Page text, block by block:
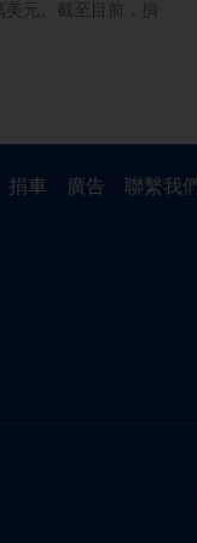
元。截至目前，損
捐車 廣告 聯繫我